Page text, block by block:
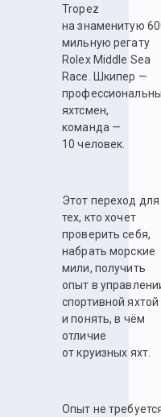
Tropez
на знаменитую
мильную регату
Rolex Middle Sea
Race. Шкипер —
яхтсмен,
команда —
10 человек.
Этот переход для
тех, кто хочет
проверить себя,
набрать морские
мили, получить
опыт в
спортивной яхтой
и понять, в чём
отличие
от круизных яхт.
Опыт не